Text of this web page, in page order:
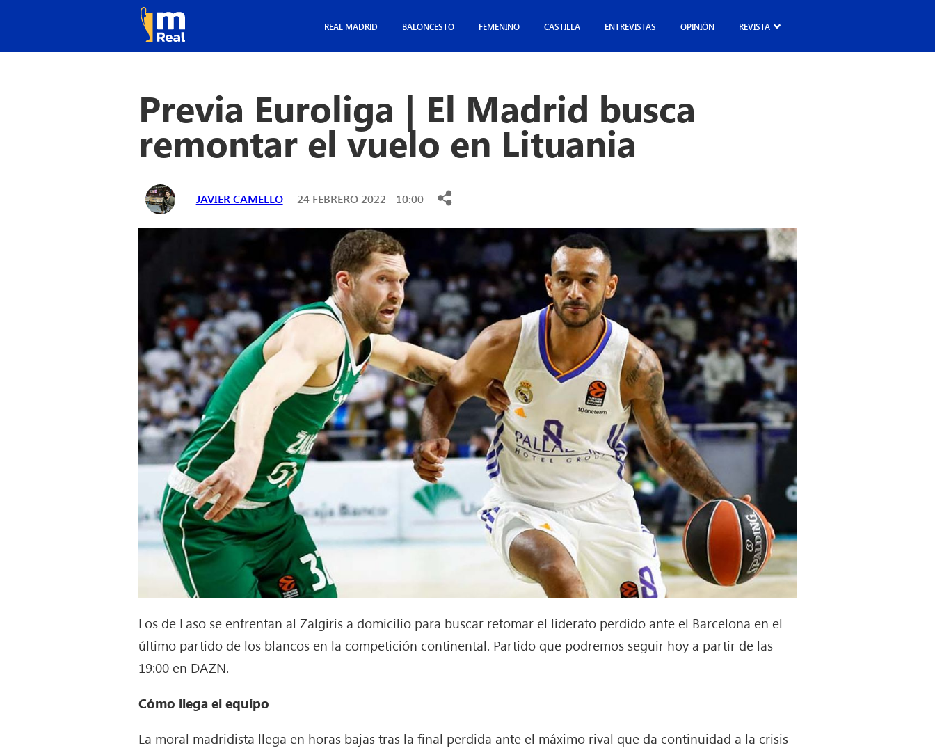
REAL MADRID BALONCESTO FEMENINO CASTILLA ENTREVISTAS OPINIÓN REVISTA
Previa Euroliga | El Madrid busca
remontar el vuelo en Lituania
JAVIER CAMELLO 24 FEBRERO 2022 - 10:00
Los de Laso se enfrentan al Zalgiris a domicilio para buscar retomar el liderato perdido ante el Barcelona en el
último partido de los blancos en la competición continental. Partido que podremos seguir hoy a partir de las
19:00 en DAZN.
Cómo llega el equipo
La moral madridista llega en horas bajas tras la final perdida ante el máximo rival que da continuidad a la crisis